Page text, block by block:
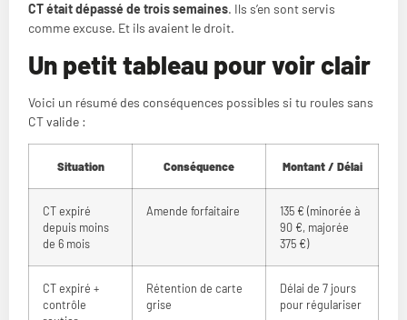
CT était dépassé de trois semaines. Ils s’en sont servis
comme excuse. Et ils avaient le droit.
Un petit tableau pour voir clair
Voici un résumé des conséquences possibles si tu roules sans
CT valide :
Situation Conséquence Montant / Délai
CT expiré
depuis moins
de 6 mois
Amende forfaitaire
135 € (minorée à
90 €, majorée
375 €)
CT expiré +
contrôle
Rétention de carte
grise
Délai de 7 jours
pour régulariser